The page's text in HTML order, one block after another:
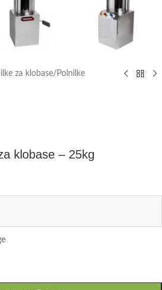
za klobase/ Polnilke
klobase – 25kg